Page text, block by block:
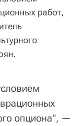
работ,
опциона", —